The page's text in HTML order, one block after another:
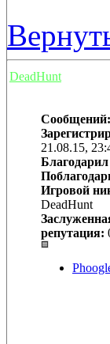
DeadHunt
Сообщений:
21.08.15,
Благодарил
Игровой
DeadHunt
репутация: